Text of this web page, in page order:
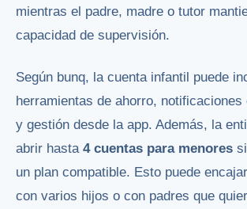
mientras el padre, madre o tutor
capacidad de supervisión.
Según bunq, la cuenta infantil puede
herramientas de ahorro, notificaciones
y gestión desde la app. Además, la
abrir hasta 4 cuentas para menores
un plan compatible. Esto puede
con varios hijos o con padres que